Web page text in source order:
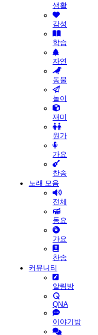
생활
감성
학습
자연
동물
놀이
재미
원가
가요
찬송
노래 모음
전체
동요
가요
찬송
커뮤니티
알림방
QNA
이야기방